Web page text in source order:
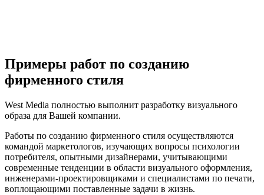
Примеры работ по созданию
фирменного стиля
West Media полностью выполнит разработку визуального
образа для Вашей компании.
Работы по созданию фирменного стиля осуществляются
командой маркетологов, изучающих вопросы психологии
потребителя, опытными дизайнерами, учитывающими
современные тенденции в области визуального оформления,
инженерами-проектировщиками и специалистами по печати,
воплощающими поставленные задачи в жизнь.